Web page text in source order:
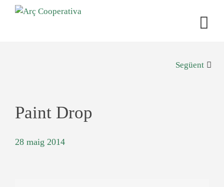
Següent
Paint Drop
28 maig 2014